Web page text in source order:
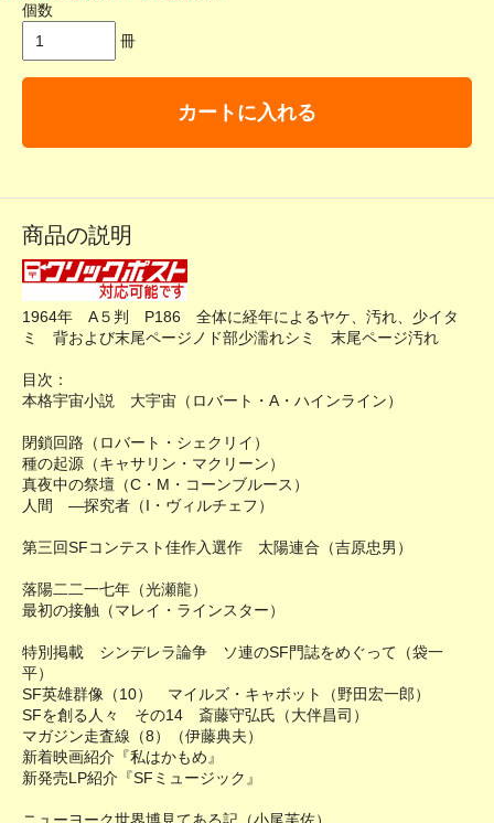
個数
冊
カートに入れる
商品の説明
1964年 A５判 P186 全体に経年によるヤケ、汚れ、少イタ
ミ 背および末尾ページノド部少濡れシミ 末尾ページ汚れ
目次：
本格宇宙小説 大宇宙（ロバート・A・ハインライン）
閉鎖回路（ロバート・シェクリイ）
種の起源（キャサリン・マクリーン）
真夜中の祭壇（C・M・コーンブルース）
人間 ―探究者（I・ヴィルチェフ）
第三回SFコンテスト佳作入選作 太陽連合（吉原忠男）
落陽二二一七年（光瀬龍）
最初の接触（マレイ・ラインスター）
特別掲載 シンデレラ論争 ソ連のSF門誌をめぐって（袋一
平）
SF英雄群像（10） マイルズ・キャボット（野田宏一郎）
SFを創る人々 その14 斎藤守弘氏（大伴昌司）
マガジン走査線（8）（伊藤典夫）
新着映画紹介『私はかもめ』
新発売LP紹介『SFミュージック』